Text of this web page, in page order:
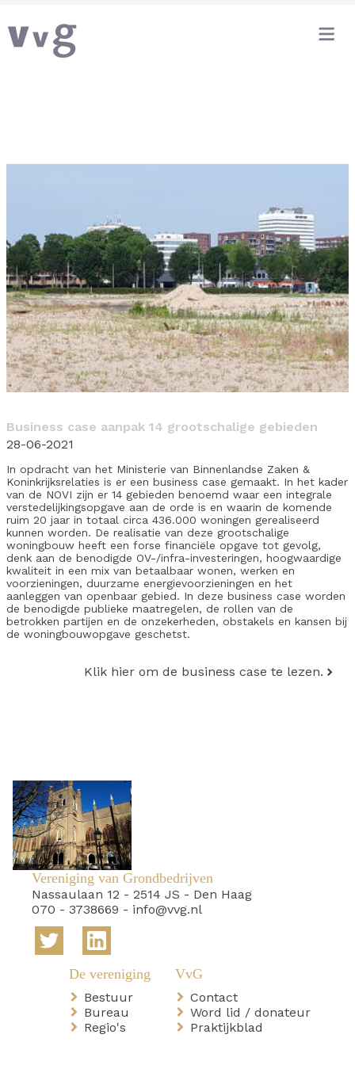
Business case aanpak 14 grootschalige gebieden
28-06-2021
In opdracht van het Ministerie van Binnenlandse Zaken &
Koninkrijksrelaties is er een business case gemaakt. In het kader
van de NOVI zijn er 14 gebieden benoemd waar een integrale
verstedelijkingsopgave aan de orde is en waarin de komende
ruim 20 jaar in totaal circa 436.000 woningen gerealiseerd
kunnen worden. De realisatie van deze grootschalige
woningbouw heeft een forse financiële opgave tot gevolg,
denk aan de benodigde OV-/infra-investeringen, hoogwaardige
kwaliteit in een mix van betaalbaar wonen, werken en
voorzieningen, duurzame energievoorzieningen en het
aanleggen van openbaar gebied. In deze business case worden
de benodigde publieke maatregelen, de rollen van de
betrokken partijen en de onzekerheden, obstakels en kansen bij
de woningbouwopgave geschetst.
Klik hier om de business case te lezen.
Vereniging van Grondbedrijven
Nassaulaan 12 - 2514 JS - Den Haag
070 - 3738669 - info@vvg.nl
Bestuur
Bureau
Regio's
Contact
Word lid / donateur
Praktijkblad